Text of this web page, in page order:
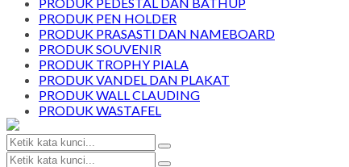
PRODUK PEN HOLDER
PRODUK PRASASTI DAN NAMEBOARD
PRODUK SOUVENIR
PRODUK TROPHY PIALA
PRODUK VANDEL DAN PLAKAT
PRODUK WALL CLAUDING
PRODUK WASTAFEL